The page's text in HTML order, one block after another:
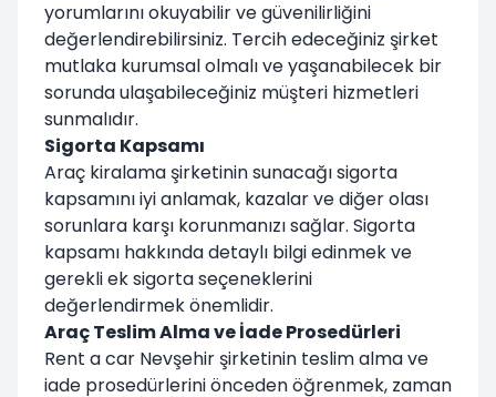
yorumlarını okuyabilir ve güvenilirliğini
değerlendirebilirsiniz. Tercih edeceğiniz şirket
mutlaka kurumsal olmalı ve yaşanabilecek bir
sorunda ulaşabileceğiniz müşteri hizmetleri
sunmalıdır.
Sigorta Kapsamı
Araç kiralama şirketinin sunacağı sigorta
kapsamını iyi anlamak, kazalar ve diğer olası
sorunlara karşı korunmanızı sağlar. Sigorta
kapsamı hakkında detaylı bilgi edinmek ve
gerekli ek sigorta seçeneklerini
değerlendirmek önemlidir.
Araç Teslim Alma ve İade Prosedürleri
Rent a car Nevşehir şirketinin teslim alma ve
iade prosedürlerini önceden öğrenmek, zaman